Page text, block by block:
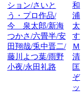
ション/さいと
う・プロ作品/
今 泉太郎/新海
つかさ/六畳半/安
田翔哉/兎中晋二/
藤川よつ葉/雨野
小夜/永田礼路
和
浦
太
す
Ｍ
清
匡
ぞ
ッ